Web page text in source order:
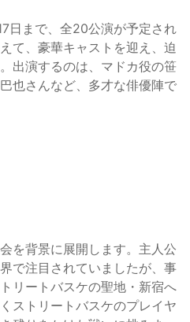
日まで、全20公演が予定され
て、豪華キャストを迎え、迫
出演するのは、マドカ役の笹
也さんなど、多才な俳優陣で
を背景に展開します。主人公
で注目されていましたが、事
リートバスケの聖地・新宿へ
ストリートバスケのプレイヤ